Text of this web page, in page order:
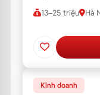
13–25 triệu Hà
Kinh doanh